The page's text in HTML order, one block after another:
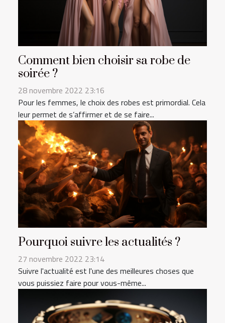
Comment bien choisir sa robe de
soirée ?
28 novembre 2022 23:16
Pour les femmes, le choix des robes est primordial. Cela
leur permet de s’affirmer et de se faire...
Pourquoi suivre les actualités ?
27 novembre 2022 23:14
Suivre l'actualité est l'une des meilleures choses que
vous puissiez faire pour vous-même...